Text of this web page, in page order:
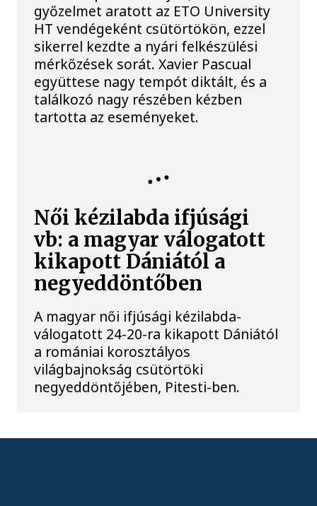
győzelmet aratott az ETO University
HT vendégeként csütörtökön, ezzel
sikerrel kezdte a nyári felkészülési
mérkőzések sorát. Xavier Pascual
együttese nagy tempót diktált, és a
találkozó nagy részében kézben
tartotta az eseményeket.
Női kézilabda ifjúsági
vb: a magyar válogatott
kikapott Dániától a
negyeddöntőben
A magyar női ifjúsági kézilabda-
válogatott 24-20-ra kikapott Dániától
a romániai korosztályos
világbajnokság csütörtöki
negyeddöntőjében, Pitesti-ben.